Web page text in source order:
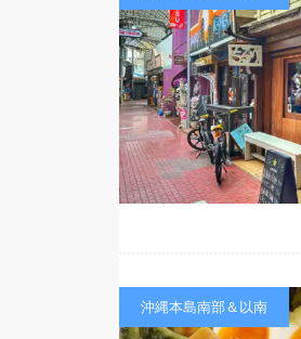
沖縄本島南部＆以南